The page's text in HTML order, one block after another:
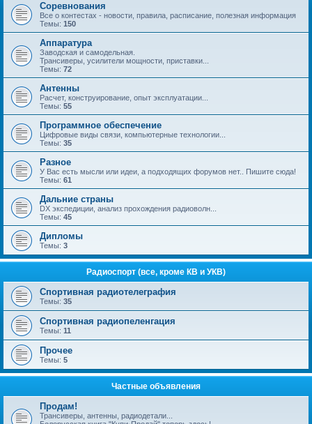
Соревнования
Все о контестах - новости, правила, расписание, полезная информация
Темы: 150
Аппаратура
Заводская и самодельная.
Трансиверы, усилители мощности, приставки...
Темы: 72
Антенны
Расчет, конструирование, опыт эксплуатации...
Темы: 55
Программное обеспечение
Цифровые виды связи, компьютерные технологии...
Темы: 35
Разное
У Вас есть мысли или идеи, а подходящих форумов нет.. Пишите сюда!
Темы: 61
Дальние страны
DX экспедиции, анализ прохождения радиоволн...
Темы: 45
Дипломы
Темы: 3
Радиоспорт (все, кроме КВ и УКВ)
Спортивная радиотелеграфия
Темы: 35
Спортивная радиопеленгация
Темы: 11
Прочее
Темы: 5
Частные объявления
Продам!
Трансиверы, антенны, радиодетали...